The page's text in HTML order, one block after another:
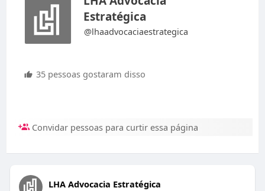
Estratégica
@lhaadvocaciaestrategica
35 pessoas gostaram disso
Convidar pessoas para curtir essa página
LHA Advocacia Estratégica